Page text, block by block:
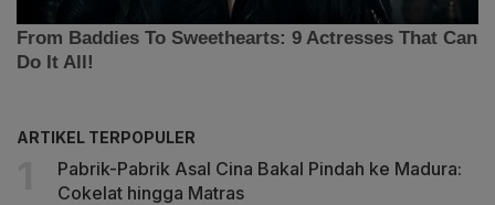
ARTIKEL TERPOPULER
Pabrik-Pabrik Asal Cina Bakal Pindah ke Madura:
Cokelat hingga Matras